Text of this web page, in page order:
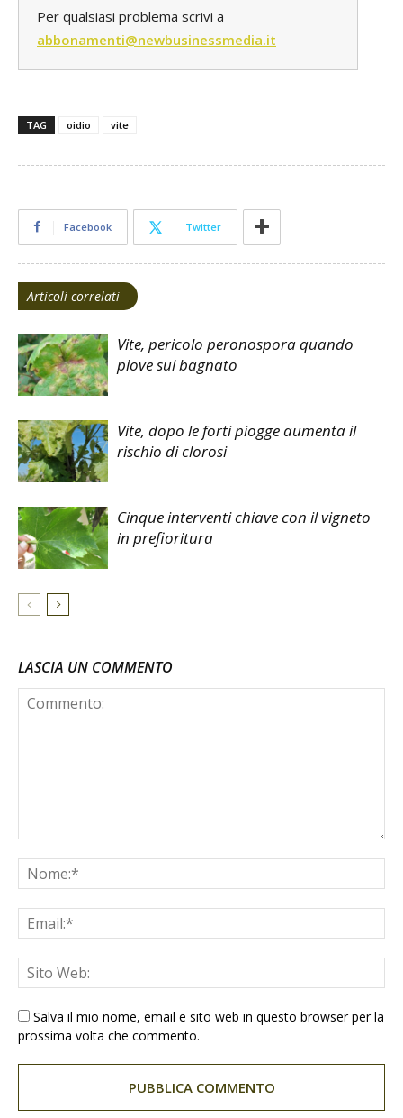
Per qualsiasi problema scrivi a
abbonamenti@newbusinessmedia.it
TAG oidio vite
Facebook Twitter
Articoli correlati
Vite, pericolo peronospora quando
piove sul bagnato
Vite, dopo le forti piogge aumenta il
rischio di clorosi
Cinque interventi chiave con il vigneto
in prefioritura
LASCIA UN COMMENTO
Salva il mio nome, email e sito web in questo browser per la
prossima volta che commento.